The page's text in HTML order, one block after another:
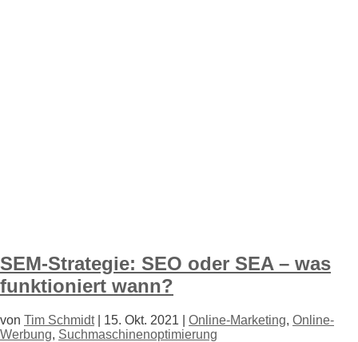
SEM-Strategie: SEO oder SEA – was
funktioniert wann?
von Tim Schmidt| 15. Okt. 2021 Online-Marketing, Online-
Werbung, Suchmaschinenoptimierung